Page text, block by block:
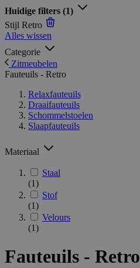
Huidige filters (1)
Stijl Retro
Alles wissen
Categorie
Zitmeubelen
Fauteuils - Retro
Relaxfauteuils
Draaifauteuils
Schommelstoelen
Slaapfauteuils
Materiaal
Staal
(1)
Stof
(1)
Velours
(1)
Fauteuils - Retro